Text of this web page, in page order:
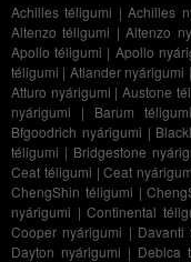
Achilles téligumi |Achilles
Altenzo téligumi |Altenzo
Apollo téligumi | Apollo
téligumi | Atlander nyárigumi |
Atturo nyárigumi |Austone
nyárigumi | Barum téligumi
Bfgoodrich nyárigumi |
téligumi | Bridgestone
Ceat téligumi |Ceat
ChengShin téligumi |
nyárigumi | Continental
Cooper nyárigumi | Davanti
Dayton nyárigumi | Debica